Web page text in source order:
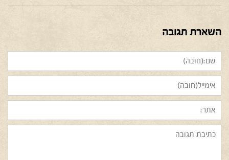
השארת תגובה